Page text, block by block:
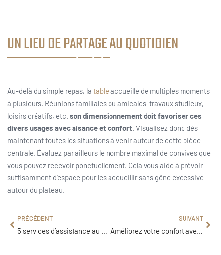
UN LIEU DE PARTAGE AU QUOTIDIEN
Au-delà du simple repas, la table accueille de multiples moments
à plusieurs. Réunions familiales ou amicales, travaux studieux,
loisirs créatifs, etc. son dimensionnement doit favoriser ces
divers usages avec aisance et confort. Visualisez donc dès
maintenant toutes les situations à venir autour de cette pièce
centrale. Évaluez par ailleurs le nombre maximal de convives que
vous pouvez recevoir ponctuellement. Cela vous aide à prévoir
suffisamment d’espace pour les accueillir sans gêne excessive
autour du plateau.
PRÉCÉDENT
5 services d’assistance au déménagement pour faciliter votre transition
SUIVANT
Améliorez votre confort avec les couvertures Taicom pour maison